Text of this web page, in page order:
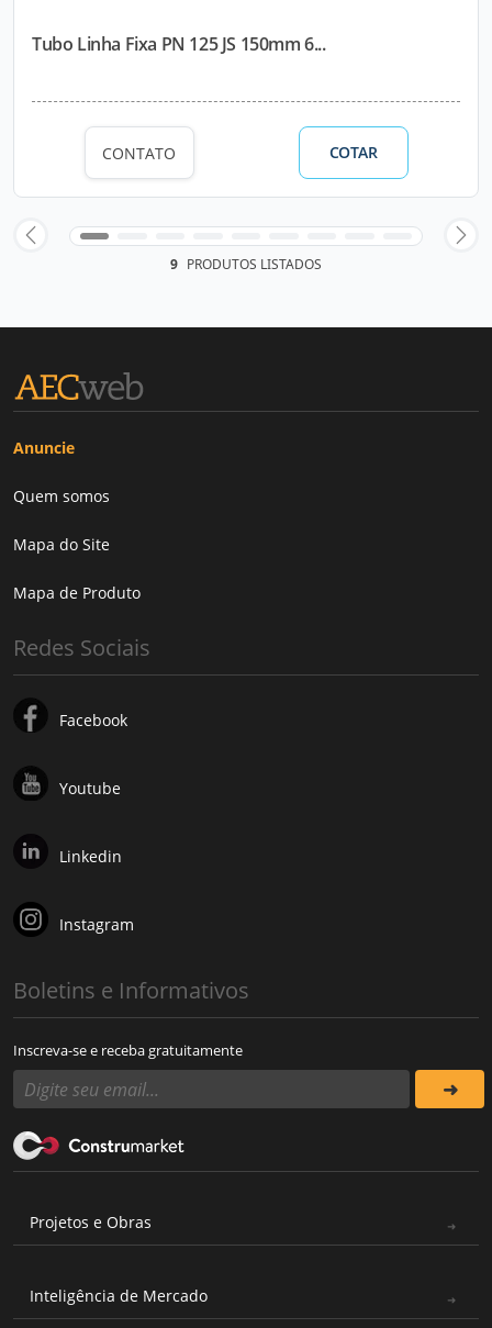
Tubo Linha Fixa PN 125 JS 150mm 6...
CONTATO COTAR
9 PRODUTOS LISTADOS
Anuncie
Quem somos
Mapa do Site
Mapa de Produto
Redes Sociais
Facebook
Youtube
Linkedin
Instagram
Boletins e Informativos
Inscreva-se e receba gratuitamente
Projetos e Obras
Inteligência de Mercado